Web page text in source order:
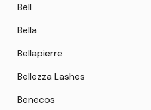
Bell
Bella
Bellapierre
Bellezza Lashes
Benecos